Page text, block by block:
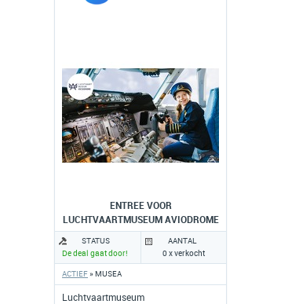
ENTREE VOOR
LUCHTVAARTMUSEUM AVIODROME
Luchtvaartmuseum
ACTIEF» MUSEA
STATUS
De deal gaat door!
AANTAL
0 x verkocht